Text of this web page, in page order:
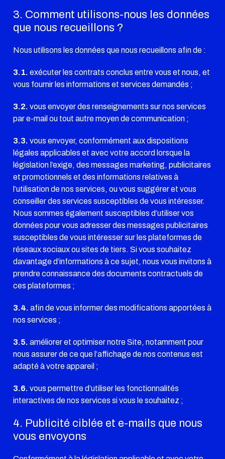
3. Comment utilisons-nous les données
que nous recueillons ?
Nous utilisons les données que nous recueillons afin de :
3.1. exécuter les contrats conclus entre vous et nous, et
vous fournir les informations et services demandés ;
3.2. vous envoyer des renseignements sur nos services
par e-mail ou tout autre moyen de communication ;
3.3. vous envoyer, conformément aux dispositions
légales applicables et avec votre accord lorsque la
législation l’exige, des messages marketing, publicitaires
et promotionnels et des informations relatives à
l’utilisation de nos services, ou vous suggérer et vous
conseiller des services susceptibles de vous intéresser.
Nous sommes également susceptibles d’utiliser vos
données pour vous adresser des messages publicitaires
susceptibles de vous intéresser sur les plateformes de
réseaux sociaux ou sites de tiers. Si vous souhaitez
davantage d’informations à ce sujet, nous vous invitons à
prendre connaissance des documents contractuels de
ces plateformes ;
3.4. afin de vous informer des modifications apportées à
nos services ;
3.5. améliorer et optimiser notre Site, notamment pour
nous assurer de ce que l’affichage de nos contenus est
adapté à votre appareil ;
3.6. vous permettre d’utiliser les fonctionnalités
interactives de nos services si vous le souhaitez ;
4. Publicité ciblée et e-mails que nous
vous envoyons